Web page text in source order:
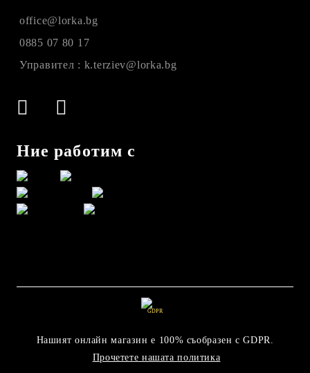
office@lorka.bg
0885 07 80 17
Управител : k.terziev@lorka.bg
Ние работим с
GDPR
Нашият онлайн магазин е 100% съобразен с GDPR.
Прочетете нашата политика